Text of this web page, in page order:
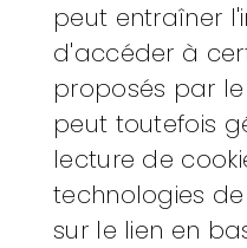
peut entraîner
d'accéder à
proposés par le
peut toutefois
lecture de
technologies
sur le lien en